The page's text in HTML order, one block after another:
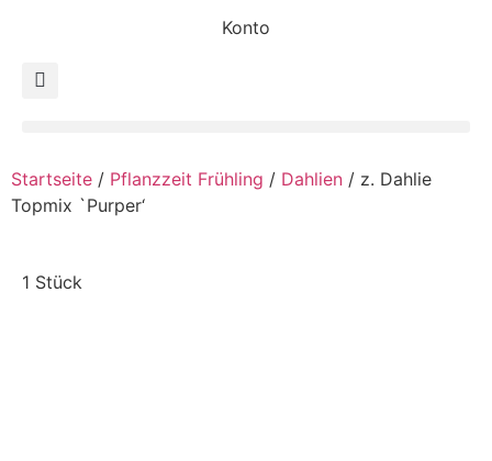
Konto
Startseite / Pflanzzeit Frühling / Dahlien / z. Dahlie
Topmix `Purper‘
1 Stück